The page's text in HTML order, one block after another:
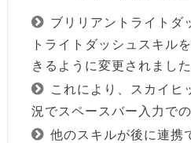
ブリリアントライトダ
トライトダッシュスキル
きるように変更されました
これにより、スカイヒ
況でスペースバー入力で
他のスキルが後に連携